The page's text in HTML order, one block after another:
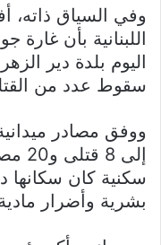
وفي السياق ذاته،
اللبنانية بأن غارة
اليوم بلدة دير
سقوط عدد من
ووفق مصادر
سكنية كان سكانها
بشرية وأضرار